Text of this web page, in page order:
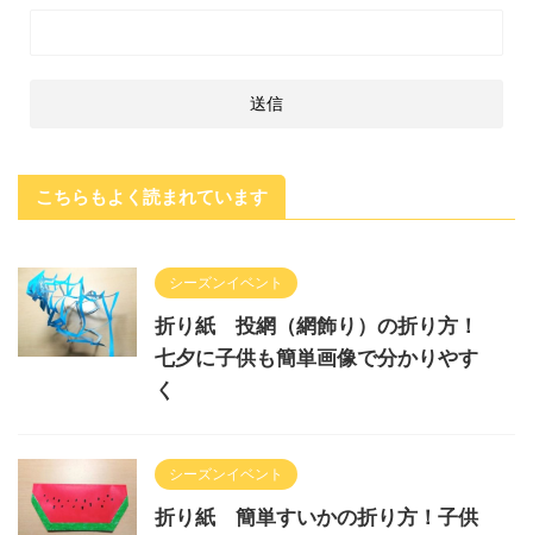
こちらもよく読まれています
シーズンイベント
折り紙 投網（網飾り）の折り方！
七夕に子供も簡単画像で分かりやす
く
シーズンイベント
折り紙 簡単すいかの折り方！子供